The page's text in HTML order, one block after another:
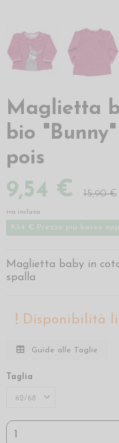
Maglietta
bio
pois
9,54 € 15,90 €
iva inclusa
9,54 € Prezzo più basso
Maglietta baby in
spalla
Disponibilità
Guide alle Taglie
Taglia